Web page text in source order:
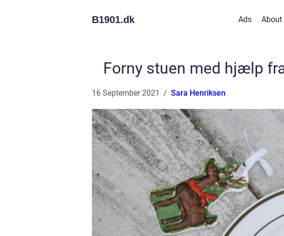
B1901.dk Ads About
Forny stuen med hjælp
16 September 2021 Sara Henriksen